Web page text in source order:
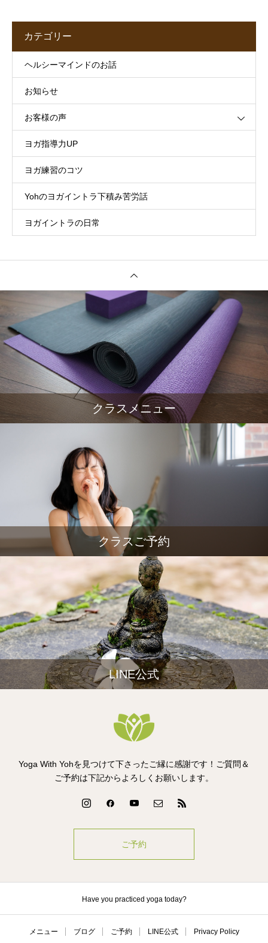
カテゴリー
ヘルシーマインドのお話
お知らせ
お客様の声
ヨガ指導力UP
ヨガ練習のコツ
Yohのヨガイントラ下積み苦労話
ヨガイントラの日常
クラスメニュー
クラスご予約
LINE公式
Yoga With Yohを見つけて下さったご縁に感謝です！ご質問＆
ご予約は下記からよろしくお願いします。
ご予約
Have you practiced yoga today?
メニュー ブログ ご予約 LINE公式 Privacy Policy